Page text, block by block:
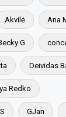
Akvilė Ana
G
Deividas
Redko
GJan